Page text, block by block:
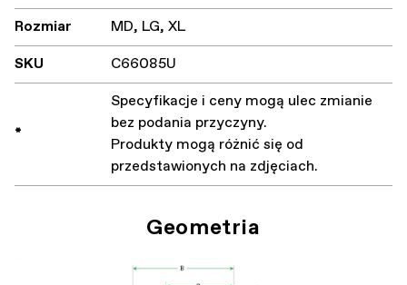
Rozmiar
MD, LG, XL
SKU
C66085U
*
Specyfikacje i ceny mogą ulec zmianie
bez podania przyczyny.
Produkty mogą różnić się od
przedstawionych na zdjęciach.
Geometria